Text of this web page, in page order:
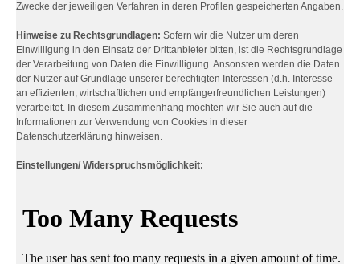
Zwecke der jeweiligen Verfahren in deren Profilen gespeicherten Angaben.
Hinweise zu Rechtsgrundlagen: Sofern wir die Nutzer um deren
Einwilligung in den Einsatz der Drittanbieter bitten, ist die Rechtsgrundlage
der Verarbeitung von Daten die Einwilligung. Ansonsten werden die Daten
der Nutzer auf Grundlage unserer berechtigten Interessen (d.h. Interesse
an effizienten, wirtschaftlichen und empfängerfreundlichen Leistungen)
verarbeitet. In diesem Zusammenhang möchten wir Sie auch auf die
Informationen zur Verwendung von Cookies in dieser
Datenschutzerklärung hinweisen.
Einstellungen/ Widerspruchsmöglichkeit: